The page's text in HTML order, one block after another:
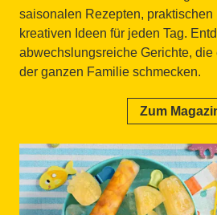
saisonalen Rezepten, praktischen
kreativen Ideen für jeden Tag.
abwechslungsreiche Gerichte,
der ganzen Familie schmecken.
Zum